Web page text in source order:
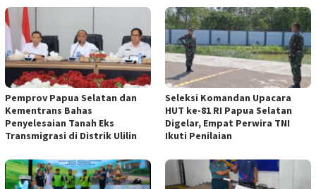
Pemprov Papua Selatan dan
Kementrans Bahas
Penyelesaian Tanah Eks
Transmigrasi di Distrik Ulilin
Seleksi Komandan Upacara
HUT ke-81 RI Papua Selatan
Digelar, Empat Perwira TNI
Ikuti Penilaian